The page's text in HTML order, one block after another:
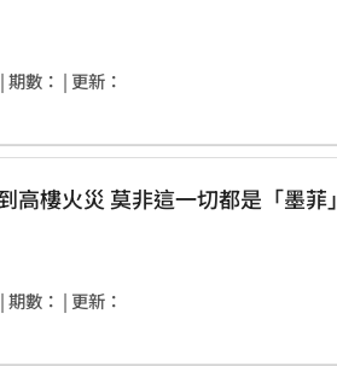
| 期數： | 更新：
從新竹天坑到高樓火災 莫非這一切都是「墨菲」
| 期數： | 更新：